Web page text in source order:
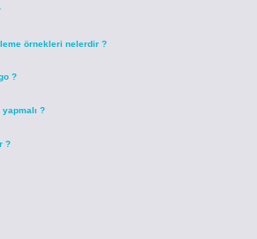
örnekleri nelerdir ?
?
?
?